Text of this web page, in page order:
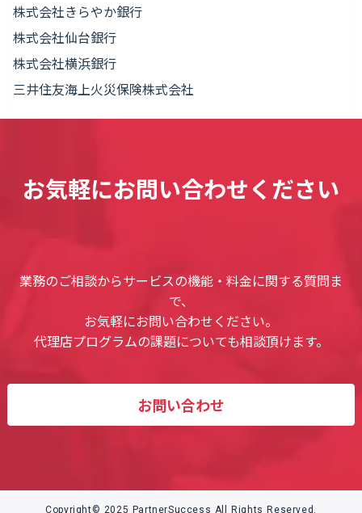
株式会社きらやか銀行
株式会社仙台銀行
株式会社横浜銀行
三井住友海上火災保険株式会社
お気軽にお問い合わせください
業務のご相談からサービスの機能・料金に関する質問ま
で、
お気軽にお問い合わせください。
代理店プログラムの課題についても相談頂けます。
お問い合わせ
Copyright© 2025 PartnerSuccess All Rights Reserved.